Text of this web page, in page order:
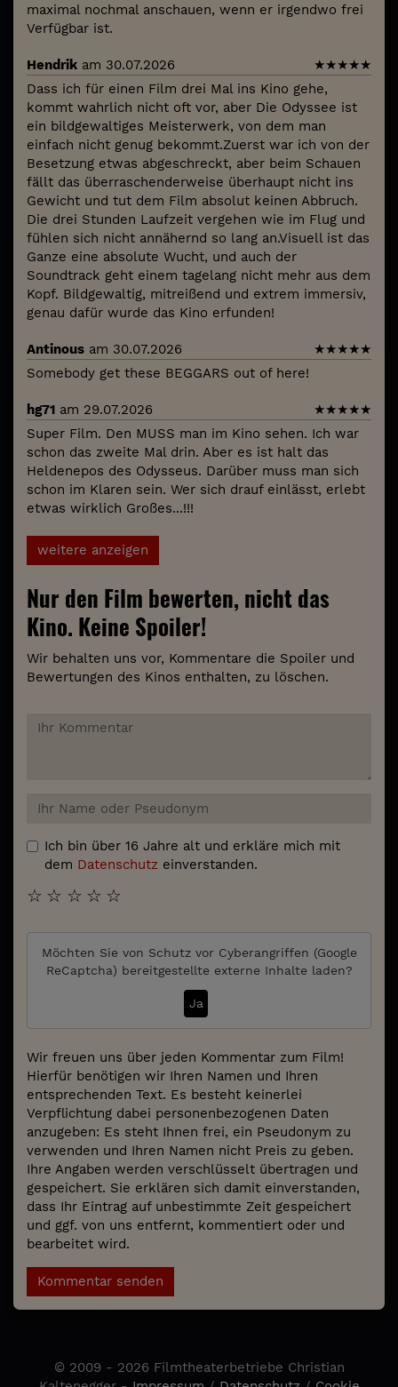
maximal nochmal anschauen, wenn er irgendwo frei
Verfügbar ist.
Hendrik am 30.07.2026 ★★★★★
Dass ich für einen Film drei Mal ins Kino gehe,
kommt wahrlich nicht oft vor, aber Die Odyssee ist
ein bildgewaltiges Meisterwerk, von dem man
einfach nicht genug bekommt.Zuerst war ich von der
Besetzung etwas abgeschreckt, aber beim Schauen
fällt das überraschenderweise überhaupt nicht ins
Gewicht und tut dem Film absolut keinen Abbruch.
Die drei Stunden Laufzeit vergehen wie im Flug und
fühlen sich nicht annähernd so lang an.Visuell ist das
Ganze eine absolute Wucht, und auch der
Soundtrack geht einem tagelang nicht mehr aus dem
Kopf. Bildgewaltig, mitreißend und extrem immersiv,
genau dafür wurde das Kino erfunden!
Antinous am 30.07.2026 ★★★★★
Somebody get these BEGGARS out of here!
hg71 am 29.07.2026 ★★★★★
Super Film. Den MUSS man im Kino sehen. Ich war
schon das zweite Mal drin. Aber es ist halt das
Heldenepos des Odysseus. Darüber muss man sich
schon im Klaren sein. Wer sich drauf einlässt, erlebt
etwas wirklich Großes...!!!
weitere anzeigen
Nur den Film bewerten, nicht das
Kino. Keine Spoiler!
Wir behalten uns vor, Kommentare die Spoiler und
Bewertungen des Kinos enthalten, zu löschen.
Ich bin über 16 Jahre alt und erkläre mich mit
dem Datenschutz einverstanden.
☆
☆
☆
☆
☆
Möchten Sie von Schutz vor Cyberangriffen (Google
ReCaptcha) bereitgestellte externe Inhalte laden?
Ja
Wir freuen uns über jeden Kommentar zum Film!
Hierfür benötigen wir Ihren Namen und Ihren
entsprechenden Text. Es besteht keinerlei
Verpflichtung dabei personenbezogenen Daten
anzugeben: Es steht Ihnen frei, ein Pseudonym zu
verwenden und Ihren Namen nicht Preis zu geben.
Ihre Angaben werden verschlüsselt übertragen und
gespeichert. Sie erklären sich damit einverstanden,
dass Ihr Eintrag auf unbestimmte Zeit gespeichert
und ggf. von uns entfernt, kommentiert oder und
bearbeitet wird.
Kommentar senden
© 2009 - 2026 Filmtheaterbetriebe Christian